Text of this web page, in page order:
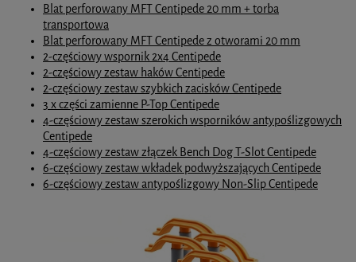
Blat perforowany MFT Centipede 20 mm + torba
transportowa
Blat perforowany MFT Centipede z otworami 20 mm
2-częściowy wspornik 2x4 Centipede
2-częściowy zestaw haków Centipede
2-częściowy zestaw szybkich zacisków Centipede
3 x części zamienne P-Top Centipede
4-częściowy zestaw szerokich wsporników antypoślizgowych
Centipede
4-częściowy zestaw złączek Bench Dog T-Slot Centipede
6-częściowy zestaw wkładek podwyższających Centipede
6-częściowy zestaw antypoślizgowy Non-Slip Centipede